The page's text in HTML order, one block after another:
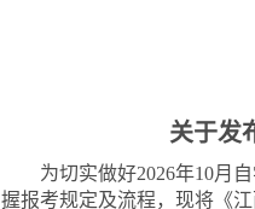
关于发
为切实做好2026年10月
握报考规定及流程，现将《